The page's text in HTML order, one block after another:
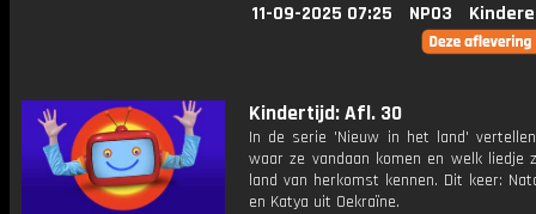
11-09-2025 07:25 NPO3
Kindertijd: Afl. 30
In de serie 'Nieuw in het land'
waar ze vandaan komen en welk liedje
land van herkomst kennen. Dit keer:
en Katya uit Oekraïne.